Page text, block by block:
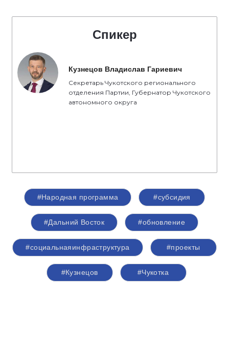
Спикер
Кузнецов Владислав Гариевич
Секретарь Чукотского регионального
отделения Партии, Губернатор Чукотского
автономного округа
#Народная программа #субсидия
#Дальний Восток #обновление
#социальнаяинфраструктура #проекты
#Кузнецов #Чукотка